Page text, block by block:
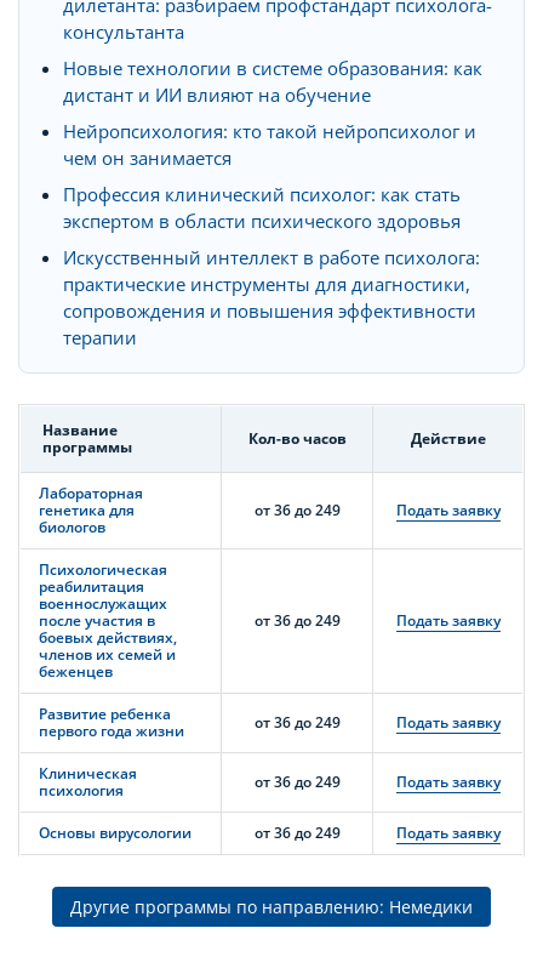
консультанта
Новые технологии в системе образования: как
дистант и ИИ влияют на обучение
Нейропсихология: кто такой нейропсихолог и
чем он занимается
Профессия клинический психолог: как стать
экспертом в области психического здоровья
Искусственный интеллект в работе психолога:
практические инструменты для диагностики,
сопровождения и повышения эффективности
терапии
Название
программы
Кол-во часов Действие
Лабораторная
генетика для
биологов
от 36 до 249 Подать заявку
Психологическая
реабилитация
военнослужащих
после участия в
боевых действиях,
членов их семей и
беженцев
от 36 до 249 Подать заявку
Развитие ребенка
первого года жизни
от 36 до 249 Подать заявку
Клиническая
психология
от 36 до 249 Подать заявку
Основы вирусологии от 36 до 249 Подать заявку
Другие программы по направлению: Немедики